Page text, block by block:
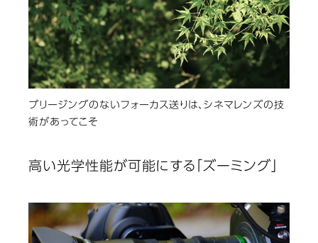
ブリージングのないフォーカス送りは、シネマレンズの技
術があってこそ
高い光学性能が可能にする「ズーミング」